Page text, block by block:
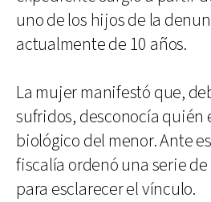
uno de los hijos de la
actualmente de 10 años.
La mujer manifestó que,
sufridos, desconocía quién
biológico del menor. Ante
fiscalía ordenó una serie
para esclarecer el vínculo.